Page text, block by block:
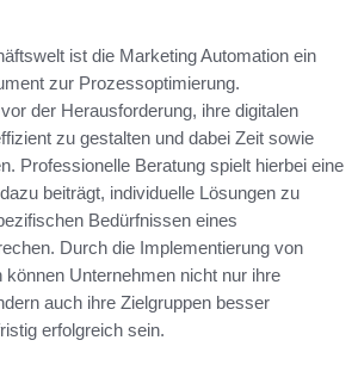
ist die Marketing Automation ein
zur Prozessoptimierung.
der Herausforderung, ihre digitalen
zu gestalten und dabei Zeit sowie
Professionelle Beratung spielt hierbei eine
beiträgt, individuelle Lösungen zu
Bedürfnissen eines
Durch die Implementierung von
können Unternehmen nicht nur ihre
auch ihre Zielgruppen besser
erfolgreich sein.